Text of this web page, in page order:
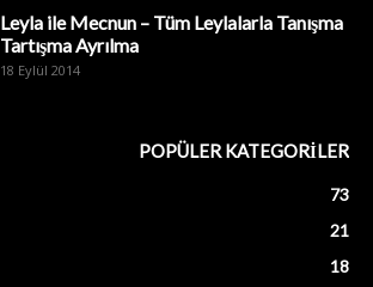
Leyla ile Mecnun – Tüm Leylalarla Tanışma
Tartışma Ayrılma
18 Eylül 2014
POPÜLER KATEGORİLER
73
21
18